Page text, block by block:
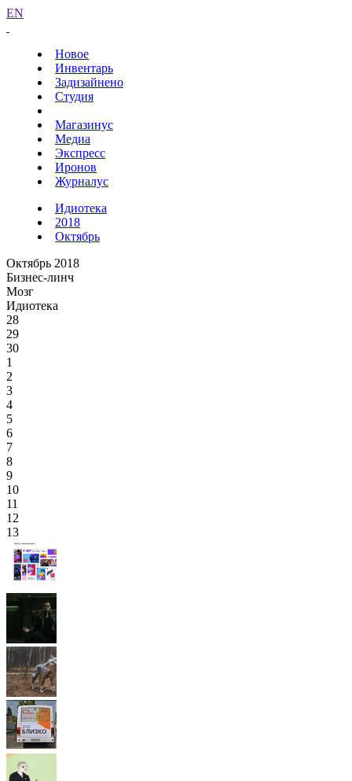
EN
Новое
Инвентарь
Задизайнено
Студия
Магазинус
Медиа
Экспресс
Иронов
Журналус
Идиотека
2018
Октябрь
Октябрь 2018
Бизнес-линч
Мозг
Идиотека
28
29
30
1
2
3
4
5
6
7
8
9
10
11
12
13